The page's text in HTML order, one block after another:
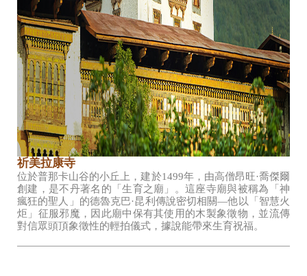
祈美拉康寺
位於普那卡山谷的小丘上，建於1499年，由高僧昂旺·喬傑爾
創建，是不丹著名的「生育之廟」。這座寺廟與被稱為「神
瘋狂的聖人」的德魯克巴·昆利傳說密切相關—他以「智慧火
炬」征服邪魔，因此廟中保有其使用的木製象徵物，並流傳
對信眾頭頂象徵性的輕拍儀式，據說能帶來生育祝福。